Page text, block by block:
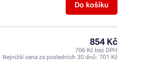
Do košíku
854 Kč
706 Kč bez DPH
Nejnižší cena za posledních 30 dnů: 701 Kč